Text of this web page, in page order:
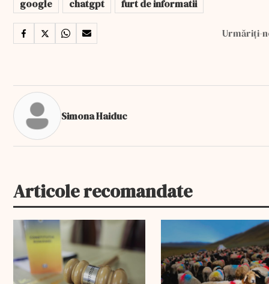
google chatgpt furt de informatii
Urmăriți-
Simona Haiduc
Articole recomandate
EXCLUSIV